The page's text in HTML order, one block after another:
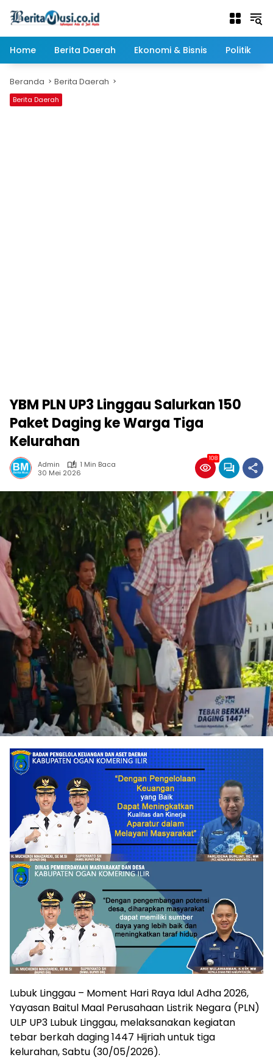
Home
Berita Daerah Ekonomi & Bisnis Politik
Beranda Berita Daerah
Berita Daerah
YBM PLN UP3 Linggau Salurkan 150
Paket Daging ke Warga Tiga
Kelurahan
Admin
1 Min Baca
30 Mei 2026
108
Lubuk Linggau – Moment Hari Raya Idul Adha 2026,
Yayasan Baitul Maal Perusahaan Listrik Negara (PLN)
ULP UP3 Lubuk Linggau, melaksanakan kegiatan
tebar berkah daging 1447 Hijriah untuk tiga
kelurahan, Sabtu (30/05/2026).